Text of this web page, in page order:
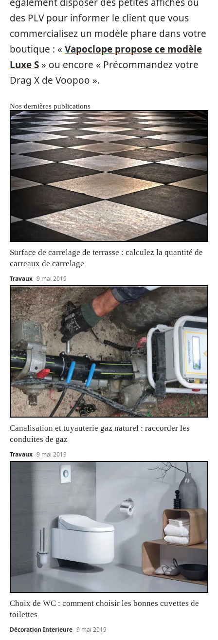
des PLV pour informer le client que vous
commercialisez un modèle phare dans votre
boutique : « Vapoclope propose ce modèle
Luxe S » ou encore « Précommandez votre
Drag X de Voopoo ».
Nos dernières publications
Surface de carrelage de terrasse : calculez la quantité de
carreaux de carrelage
Travaux 9 mai 2019
Canalisation et tuyauterie gaz naturel : raccorder les
conduites de gaz
Travaux 9 mai 2019
Choix de WC : comment choisir les bonnes cuvettes de
toilettes
Décoration Interieure 9 mai 2019